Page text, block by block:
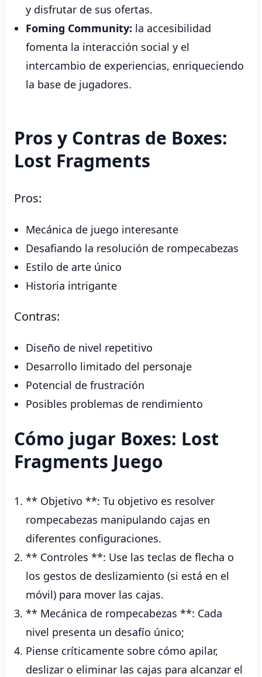
y disfrutar de sus ofertas.
Foming Community: la accesibilidad
fomenta la interacción social y el
intercambio de experiencias, enriqueciendo
la base de jugadores.
Pros y Contras de Boxes:
Lost Fragments
Pros:
Mecánica de juego interesante
Desafiando la resolución de rompecabezas
Estilo de arte único
Historia intrigante
Contras:
Diseño de nivel repetitivo
Desarrollo limitado del personaje
Potencial de frustración
Posibles problemas de rendimiento
Cómo jugar Boxes: Lost
Fragments Juego
** Objetivo **: Tu objetivo es resolver
rompecabezas manipulando cajas en
diferentes configuraciones.
** Controles **: Use las teclas de flecha o
los gestos de deslizamiento (si está en el
móvil) para mover las cajas.
** Mecánica de rompecabezas **: Cada
nivel presenta un desafío único;
Piense críticamente sobre cómo apilar,
deslizar o eliminar las cajas para alcanzar el